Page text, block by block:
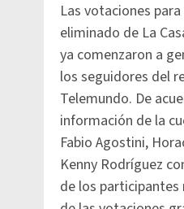
Las votaciones
eliminado de La
ya comenzaron a
los seguidores del
Telemundo. De
información de la
Fabio Agostini,
Kenny Rodríguez
de los